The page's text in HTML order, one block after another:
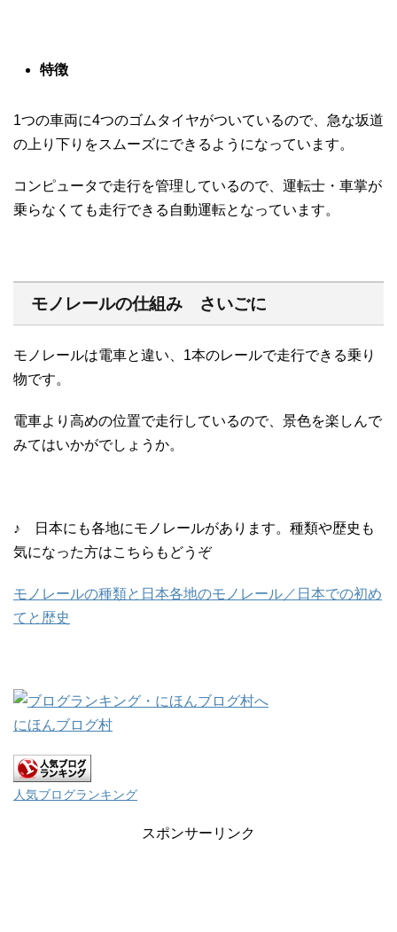
特徴
1つの車両に4つのゴムタイヤがついているので、急な坂道
の上り下りをスムーズにできるようになっています。
コンピュータで走行を管理しているので、運転士・車掌が
乗らなくても走行できる自動運転となっています。
モノレールの仕組み さいごに
モノレールは電車と違い、1本のレールで走行できる乗り
物です。
電車より高めの位置で走行しているので、景色を楽しんで
みてはいかがでしょうか。
♪ 日本にも各地にモノレールがあります。種類や歴史も
気になった方はこちらもどうぞ
モノレールの種類と日本各地のモノレール／日本での初め
てと歴史
にほんブログ村
人気ブログランキング
スポンサーリンク